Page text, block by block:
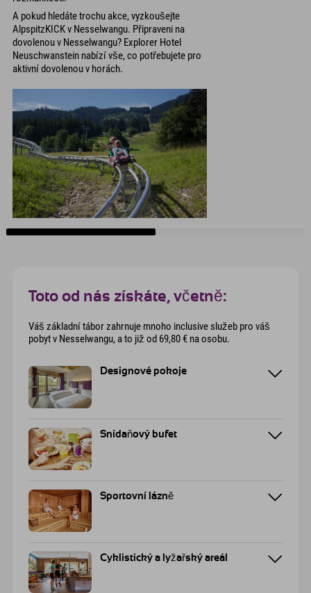
A pokud hledáte trochu akce, vyzkoušejte
AlpspitzKICK v Nesselwangu. Připraveni na
dovolenou v Nesselwangu? Explorer Hotel
Neuschwanstein nabízí vše, co potřebujete pro
aktivní dovolenou v horách.
Toto od nás získáte, včetně:
Váš základní tábor zahrnuje mnoho inclusive služeb pro váš
pobyt v Nesselwangu, a to již od 69,80 € na osobu.
Designové pokoje
Snídaňový bufet
Sportovní lázně
Cyklistický a lyžařský areál